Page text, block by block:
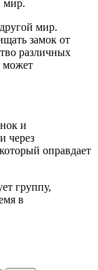
мир.
мир.
замок от
различных
может
и
через
оправдает
группу,
в